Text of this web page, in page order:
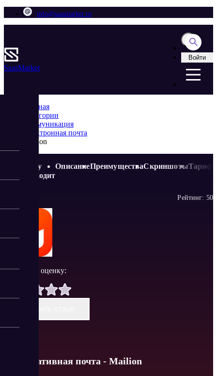
info@saasmarket.ru
SaasMarket
Войти
Главная
Категории
Коммуникация
Электронная почта
Mailion
Кому
подходит
ОписаниеПреимуществаСкриншотыТариф
Рейтинг: 50
Поставить оценку:
Корпоративная почта - Mailion